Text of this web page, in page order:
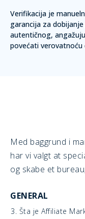
Verifikacija je
garancija za
autentičnog,
povećati verovatnoću
Med baggrund i
har vi valgt at
og skabe et
GENERAL
3. Šta je Affiliate